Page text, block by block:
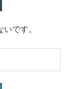
です。